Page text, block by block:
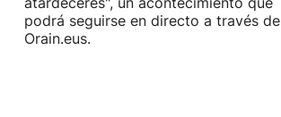
podrá seguirse en directo a través de
Orain.eus.